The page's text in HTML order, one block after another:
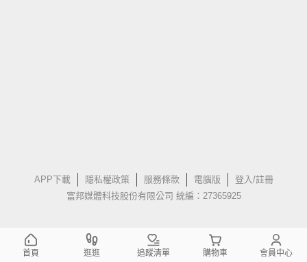
APP下載 隱私權政策 服務條款 電腦版
登入/註冊
富邦媒體科技股份有限公司 統編：27365925
首頁 逛逛 追蹤清單 購物車 會員中心